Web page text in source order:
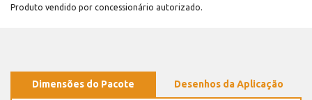
Produto vendido por concessionário autorizado.
Dimensões do Pacote Desenhos da Aplicação